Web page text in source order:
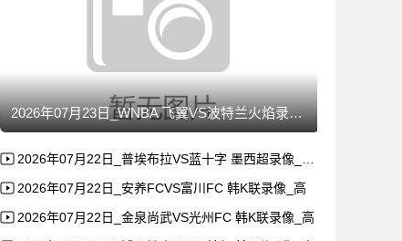
2026年07月23日_WNBA 飞翼VS波特兰火焰录像_高
2026年07月22日_普埃布拉VS蓝十字 墨西超录像_全场
2026年07月22日_安养FCVS富川FC 韩K联录像_高
2026年07月22日_金泉尚武VS光州FC 韩K联录像_高